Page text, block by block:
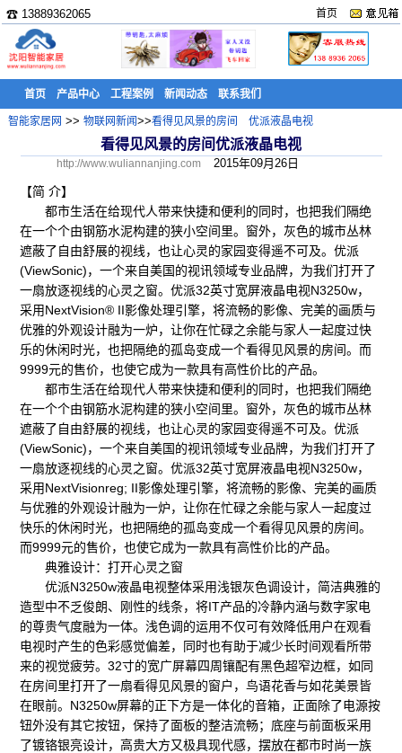
☎ 13889362065 首页
首页 产品中心 工程案例 新闻动态 联系我们
智能家居网 >> 物联网新闻>>看得见风景的房间 优派液晶电视
看得见风景的房间优派液晶电视
http://www.wuliannanjing.com 2015年09月26日
【简 介】
都市生活在给现代人带来快捷和便利的同时，也把我们隔绝
在一个个由钢筋水泥构建的狭小空间里。窗外，灰色的城市丛林
遮蔽了自由舒展的视线，也让心灵的家园变得遥不可及。优派
(ViewSonic)，一个来自美国的视讯领域专业品牌，为我们打开了
一扇放逐视线的心灵之窗。优派32英寸宽屏液晶电视N3250w，
采用NextVision® II影像处理引擎，将流畅的影像、完美的画质与
优雅的外观设计融为一炉，让你在忙碌之余能与家人一起度过快
乐的休闲时光，也把隔绝的孤岛变成一个看得见风景的房间。而
9999元的售价，也使它成为一款具有高性价比的产品。
都市生活在给现代人带来快捷和便利的同时，也把我们隔绝
在一个个由钢筋水泥构建的狭小空间里。窗外，灰色的城市丛林
遮蔽了自由舒展的视线，也让心灵的家园变得遥不可及。优派
(ViewSonic)，一个来自美国的视讯领域专业品牌，为我们打开了
一扇放逐视线的心灵之窗。优派32英寸宽屏液晶电视N3250w，
采用NextVisionreg; II影像处理引擎，将流畅的影像、完美的画质
与优雅的外观设计融为一炉，让你在忙碌之余能与家人一起度过
快乐的休闲时光，也把隔绝的孤岛变成一个看得见风景的房间。
而9999元的售价，也使它成为一款具有高性价比的产品。
典雅设计：打开心灵之窗
优派N3250w液晶电视整体采用浅银灰色调设计，简洁典雅的
造型中不乏俊朗、刚性的线条，将IT产品的冷静内涵与数字家电
的尊贵气度融为一体。浅色调的运用不仅可有效降低用户在观看
电视时产生的色彩感觉偏差，同时也有助于减少长时间观看所带
来的视觉疲劳。32寸的宽广屏幕四周镶配有黑色超窄边框，如同
在房间里打开了一扇看得见风景的窗户，鸟语花香与如花美景皆
在眼前。N3250w屏幕的正下方是一体化的音箱，正面除了电源按
钮外没有其它按钮，保持了面板的整洁流畅；底座与前面板采用
了镀铬银亮设计，高贵大方又极具现代感，摆放在都市时尚一族